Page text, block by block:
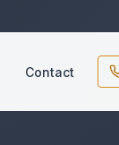
Contact